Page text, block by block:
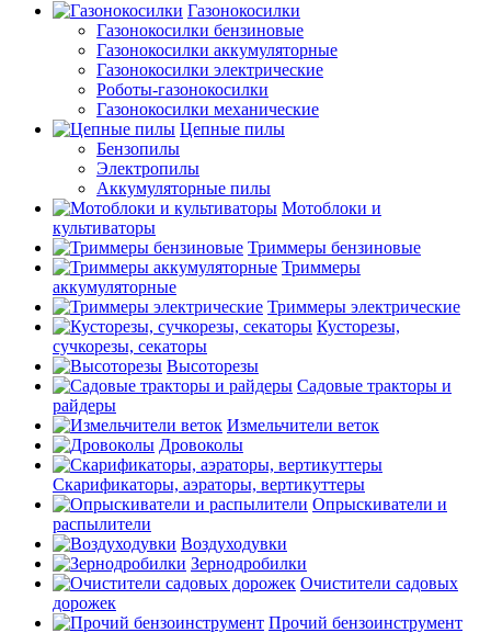
Газонокосилки
Газонокосилки бензиновые
Газонокосилки аккумуляторные
Газонокосилки электрические
Роботы-газонокосилки
Газонокосилки механические
Цепные пилы
Бензопилы
Электропилы
Аккумуляторные пилы
Мотоблоки и
культиваторы
Триммеры бензиновые
Триммеры
аккумуляторные
Триммеры электрические
Кусторезы,
сучкорезы, секаторы
Высоторезы
Садовые тракторы и
райдеры
Измельчители веток
Дровоколы
Скарификаторы, аэраторы, вертикуттеры
Опрыскиватели и
распылители
Воздуходувки
Зернодробилки
Очистители садовых
дорожек
Прочий бензоинструмент